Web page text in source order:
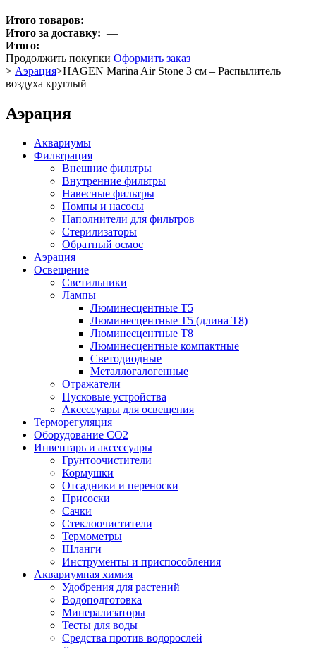
Итого товаров:
Итого за доставку: —
Итого:
Продолжить покупки Оформить заказ
> Аэрация>HAGEN Marina Air Stone 3 см – Распылитель
воздуха круглый
Аэрация
Аквариумы
Фильтрация
Внешние фильтры
Внутренние фильтры
Навесные фильтры
Помпы и насосы
Наполнители для фильтров
Стерилизаторы
Обратный осмос
Аэрация
Освещение
Светильники
Лампы
Люминесцентные T5
Люминесцентные T5 (длина T8)
Люминесцентные T8
Люминесцентные компактные
Светодиодные
Металлогалогенные
Отражатели
Пусковые устройства
Аксессуары для освещения
Терморегуляция
Оборудование CO2
Инвентарь и аксессуары
Грунтоочистители
Кормушки
Отсадники и переноски
Присоски
Сачки
Стеклоочистители
Термометры
Шланги
Инструменты и приспособления
Аквариумная химия
Удобрения для растений
Водоподготовка
Минерализаторы
Тесты для воды
Средства против водорослей